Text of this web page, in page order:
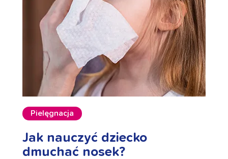
Pielęgnacja
Jak nauczyć dziecko
dmuchać nosek?